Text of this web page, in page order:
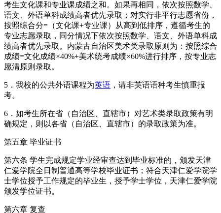
考生文化课和专业课成绩之和。如果再相同，依次按照数学、
语文、外语单科成绩高者优先录取；对实行非平行志愿省份，
按照综合分=（文化课+专业课）从高到低排序，遵循考生的
专业志愿录取，同分情况下依次按照数学、语文、外语单科成
绩高者优先录取。内蒙古自治区美术类录取原则为：按照综合
成绩=文化成绩×40%+美术统考成绩×60%进行排序，按专业志
愿清原则录取。
5．我校的公共外语课程为英语 ，请非英语语种考生慎重报
考。
6．如考生所在省（自治区、直辖市）对艺术类录取政策有明
确规定，则以各省（自治区、直辖市）的录取政策为准。
第五章 毕业证书
第六条 学生完成规定学业经审查达到毕业标准的，颁发天津
仁爱学院全日制普通高等学校毕业证书；符合天津仁爱学院学
士学位授予工作规定的毕业生，授予学士学位，天津仁爱学院
颁发学位证书。
第六章 复查